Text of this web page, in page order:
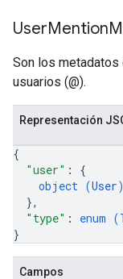
UserMention
Son los metadatos
usuarios (@).
Representación
{
"user" : {
object (User)
},
"type" : enum (
}
Campos